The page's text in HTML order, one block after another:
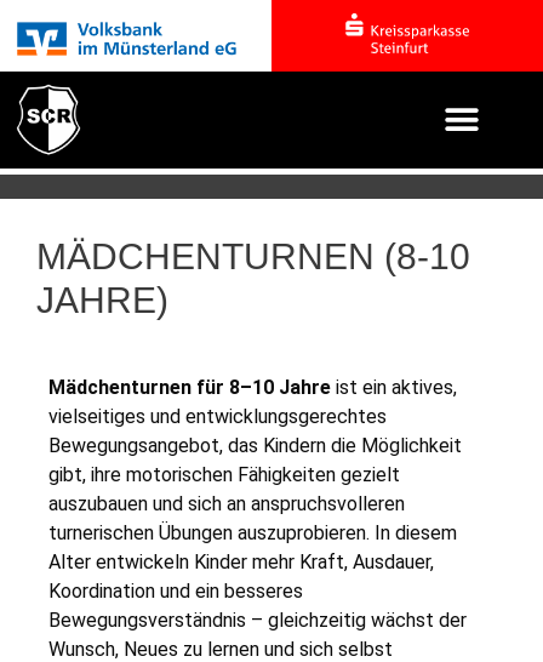
MÄDCHENTURNEN (8-10
JAHRE)
Mädchenturnen für 8–10 Jahre ist ein aktives,
vielseitiges und entwicklungsgerechtes
Bewegungsangebot, das Kindern die Möglichkeit
gibt, ihre motorischen Fähigkeiten gezielt
auszubauen und sich an anspruchsvolleren
turnerischen Übungen auszuprobieren. In diesem
Alter entwickeln Kinder mehr Kraft, Ausdauer,
Koordination und ein besseres
Bewegungsverständnis – gleichzeitig wächst der
Wunsch, Neues zu lernen und sich selbst